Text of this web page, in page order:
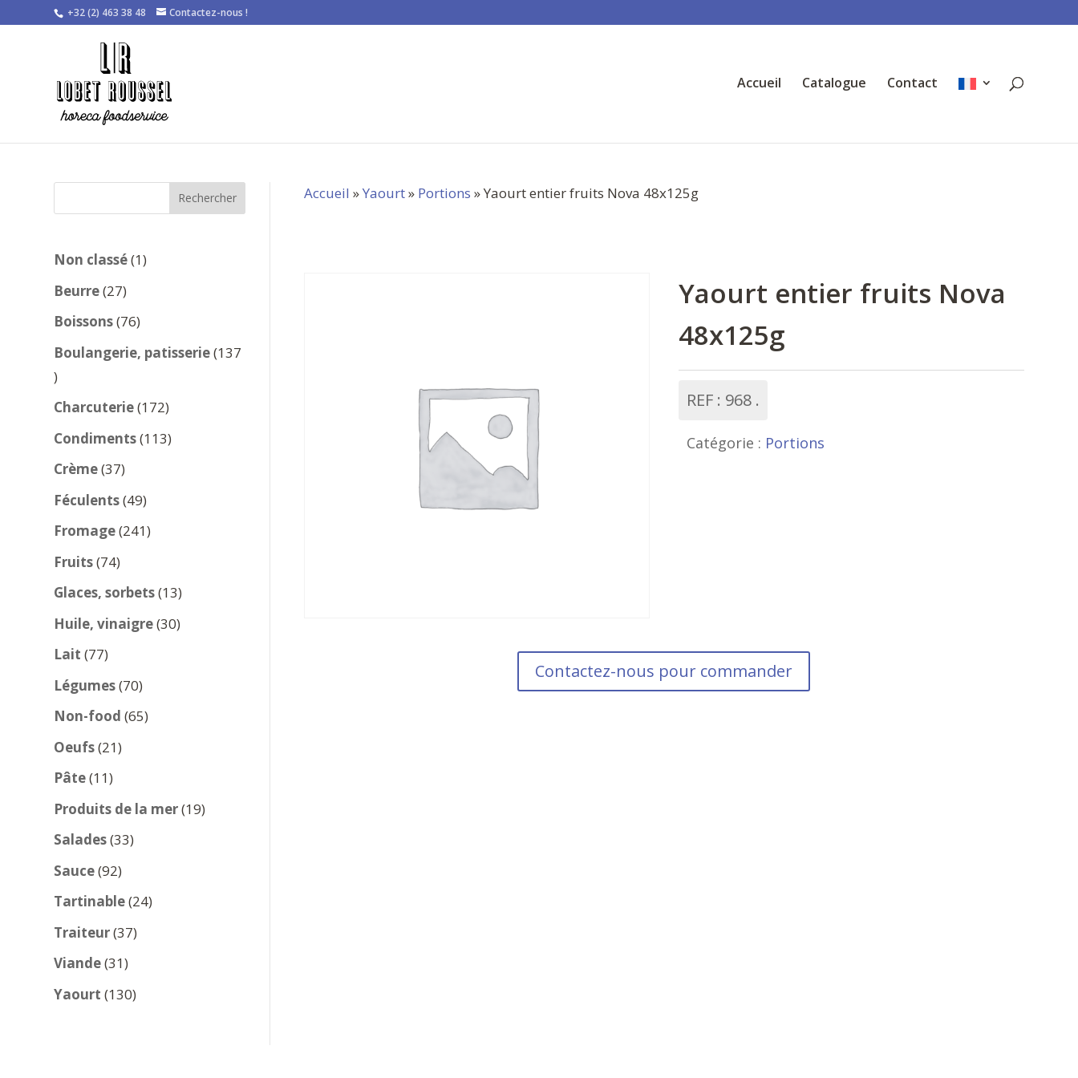
+32 (2) 463 38 48 Contactez-nous !
Accueil Catalogue Contact
Rechercher
Non classé 11
Beurre 2727
produits
Boissons 7676
produits
Boulangerie, patisserie 137
137
produits
Charcuterie 172172
produits
Condiments 113113
Crème 3737
produits
Féculents 4949
produits
Fromage 241241
Fruits 7474
produits
Glaces, sorbets 1313
produits
Huile, vinaigre 3030
Lait 7777
produits
Légumes 7070
produits
Non-food 6565
Oeufs 2121
Pâte 1111
produits
Produits de la mer 1919
Salades 3333
Sauce 9292
produits
Tartinable 2424
Traiteur 3737
Viande 3131
produits
Yaourt 130130
Accueil »Yaourt» Portions » Yaourt entier fruits Nova 48x125g
Yaourt entier fruits Nova
48x125g
REF : 968
Catégorie : Portions
Contactez-nous pour commander